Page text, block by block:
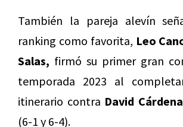
También la pareja alevín
ranking como favorita, Leo
Salas, firmó su primer gran
temporada 2023 al
itinerario contra David
(6-1 y 6-4).